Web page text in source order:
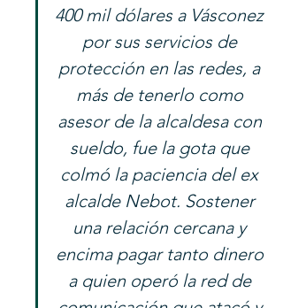
400 mil dólares a Vásconez
por sus servicios de
protección en las redes, a
más de tenerlo como
asesor de la alcaldesa con
sueldo, fue la gota que
colmó la paciencia del ex
alcalde Nebot. Sostener
una relación cercana y
encima pagar tanto dinero
a quien operó la red de